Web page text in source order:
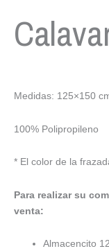
Medidas: 125×150
100% Polipropileno
* El color de la
Para realizar su
venta:
Almacencito